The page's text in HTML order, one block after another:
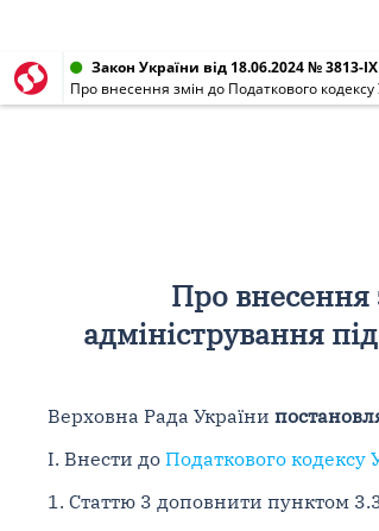
Закон України від 18.06.2024 № 3813-IX